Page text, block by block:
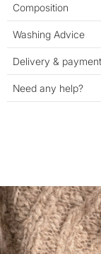
Composition
Washing Advice
Delivery & payment
Need any help?